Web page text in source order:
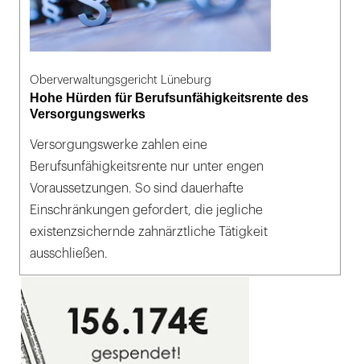
Oberverwaltungsgericht Lüneburg
Hohe Hürden für Berufsunfähigkeitsrente des
Versorgungswerks
Versorgungswerke zahlen eine
Berufsunfähigkeitsrente nur unter engen
Voraussetzungen. So sind dauerhafte
Einschränkungen gefordert, die jegliche
existenzsichernde zahnärztliche Tätigkeit
ausschließen.